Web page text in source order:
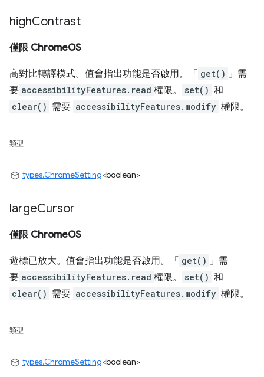
highContrast
僅限 ChromeOS
高對比轉譯模式。值會指出功能是否啟用。「 get() 」需
要 accessibilityFeatures.read 權限。 set() 和
clear() 需要 accessibilityFeatures.modify 權限。
類型
types.ChromeSetting<boolean>
largeCursor
僅限 ChromeOS
遊標已放大。值會指出功能是否啟用。「 get() 」需
要 accessibilityFeatures.read 權限。 set() 和
clear() 需要 accessibilityFeatures.modify 權限。
類型
types.ChromeSetting<boolean>